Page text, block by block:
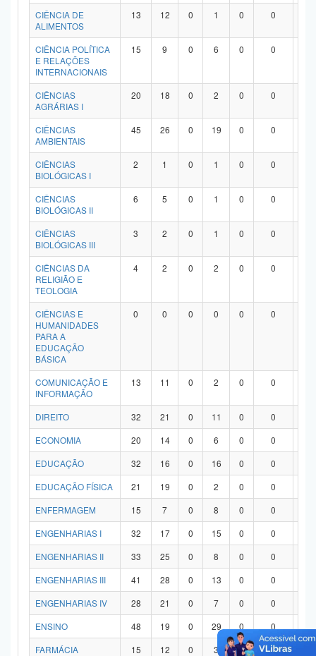
CIÊNCIA DE
ALIMENTOS
13 12 0 1 0 0
CIÊNCIA POLÍTICA
E RELAÇÕES
INTERNACIONAIS
15 9 0 6 0 0
CIÊNCIAS
AGRÁRIAS I
20 18 0 2 0 0
CIÊNCIAS
AMBIENTAIS
45 26 0 19 0 0
CIÊNCIAS
BIOLÓGICAS I
2 1 0 1 0 0
CIÊNCIAS
BIOLÓGICAS II
6 5 0 1 0 0
CIÊNCIAS
BIOLÓGICAS III
3 2 0 1 0 0
CIÊNCIAS DA
RELIGIÃO E
TEOLOGIA
4 2 0 2 0 0
CIÊNCIAS E
HUMANIDADES
PARA A
EDUCAÇÃO
BÁSICA
0 0 0 0 0 0
COMUNICAÇÃO E
INFORMAÇÃO
13 11 0 2 0 0
DIREITO 32 21 0 11 0 0
ECONOMIA
20 14 0 6 0 0
EDUCAÇÃO
32 16 0 16 0 0
EDUCAÇÃO FÍSICA
21 19 0 2 0 0
ENFERMAGEM
15 7 0 8 0 0
ENGENHARIAS I
32 17 0 15 0 0
ENGENHARIAS II
33 25 0 8 0 0
ENGENHARIAS III
41 28 0 13 0 0
ENGENHARIAS IV
28 21 0 7 0 0
ENSINO
48 19 0 29 0 0
FARMÁCIA
15 12 0 3 0 0